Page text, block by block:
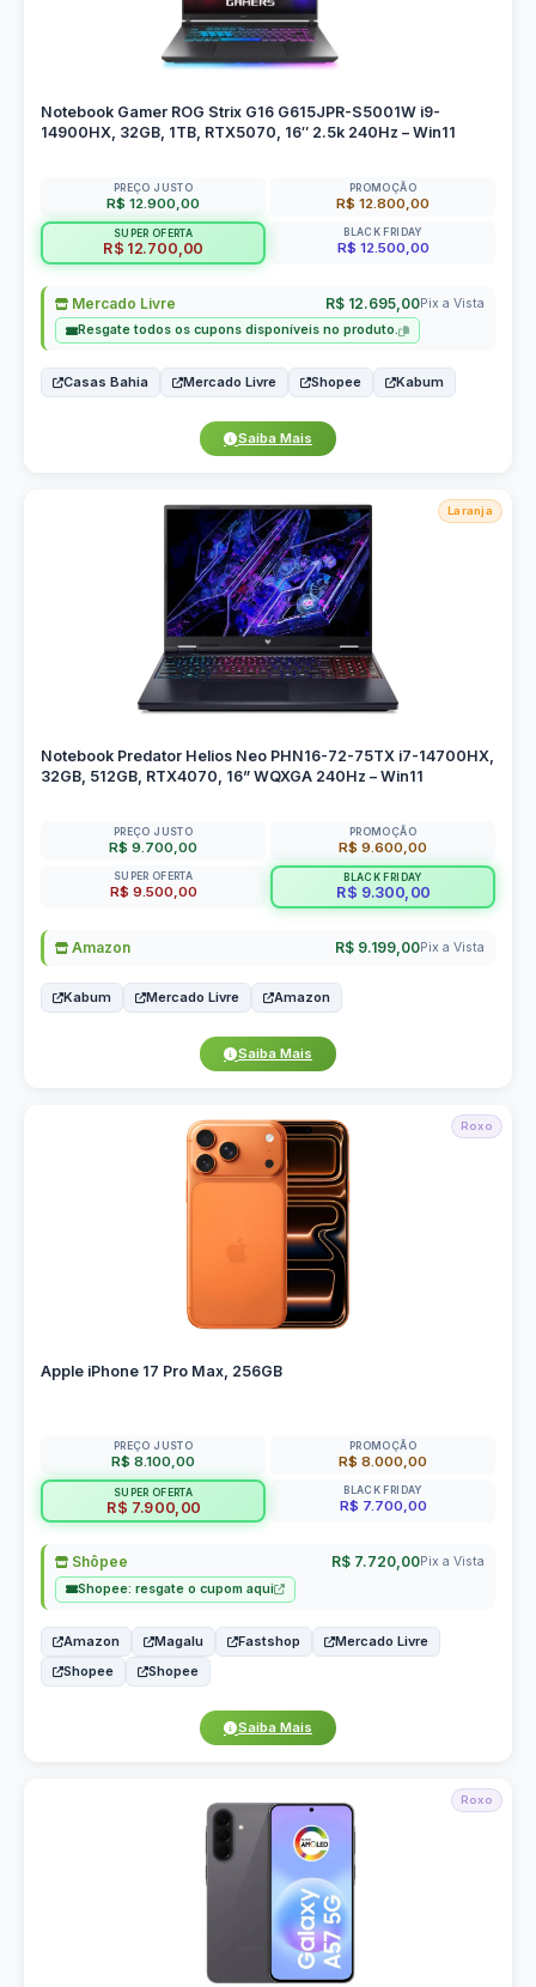
Notebook Gamer ROG Strix G16 G615JPR-S5001W i9-
14900HX, 32GB, 1TB, RTX5070, 16″ 2.5k 240Hz – Win11
PREÇO JUSTO
R$ 12.900,00
PROMOÇÃO
R$ 12.800,00
SUPER OFERTA
R$ 12.700,00
BLACK FRIDAY
R$ 12.500,00
Mercado Livre R$ 12.695,00Pix a Vista
Resgate todos os cupons disponíveis no produto.
Casas Bahia Mercado Livre Shopee Kabum
Saiba Mais
Laranja
Notebook Predator Helios Neo PHN16-72-75TX i7-14700HX,
32GB, 512GB, RTX4070, 16” WQXGA 240Hz – Win11
PREÇO JUSTO
R$ 9.700,00
PROMOÇÃO
R$ 9.600,00
SUPER OFERTA
R$ 9.500,00
BLACK FRIDAY
R$ 9.300,00
Amazon R$ 9.199,00Pix a Vista
Kabum Mercado Livre Amazon
Saiba Mais
Roxo
Apple iPhone 17 Pro Max, 256GB
PREÇO JUSTO
R$ 8.100,00
PROMOÇÃO
R$ 8.000,00
SUPER OFERTA
R$ 7.900,00
BLACK FRIDAY
R$ 7.700,00
Shôpee R$ 7.720,00Pix a Vista
Shopee: resgate o cupom aqui
Amazon Magalu Fastshop
Mercado Livre
Shopee
Shopee
Saiba Mais
Roxo